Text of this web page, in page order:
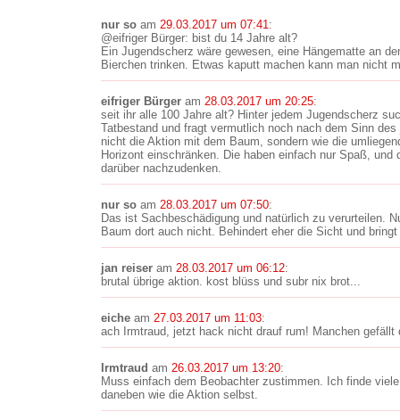
nur so am 29.03.2017 um 07:41:
@eifriger Bürger: bist du 14 Jahre alt?
Ein Jugendscherz wäre gewesen, eine Hängematte an
Bierchen trinken. Etwas kaputt machen kann man nicht
eifriger Bürger am 28.03.2017 um 20:25:
seit ihr alle 100 Jahre alt? Hinter jedem Jugendscherz
Tatbestand und fragt vermutlich noch nach dem Sinn
nicht die Aktion mit dem Baum, sondern wie die
Horizont einschränken. Die haben einfach nur Spaß,
darüber nachzudenken.
nur so am 28.03.2017 um 07:50:
Das ist Sachbeschädigung und natürlich zu verurteilen.
Baum dort auch nicht. Behindert eher die Sicht und
jan reiser am 28.03.2017 um 06:12:
brutal übrige aktion. kost blüss und subr nix brot...
eiche am 27.03.2017 um 11:03:
ach Irmtraud, jetzt hack nicht drauf rum! Manchen gefällt
Irmtraud am 26.03.2017 um 13:20:
Muss einfach dem Beobachter zustimmen. Ich finde
daneben wie die Aktion selbst.